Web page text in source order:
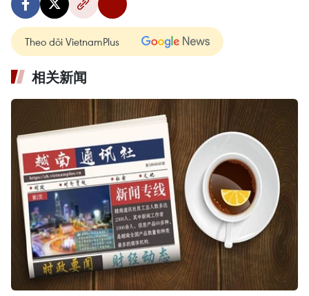
Theo dõi VietnamPlus
相关新闻